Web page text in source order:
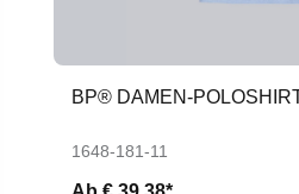
BP® DAMEN-
1648-181-11